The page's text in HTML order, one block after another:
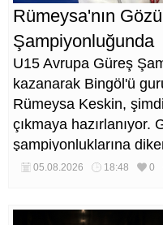
Rümeysa'nın
Şampiyonluğunda
U15 Avrupa Güreş
kazanarak Bingöl'ü
Rümeysa Keskin,
çıkmaya
şampiyonluklarına
çalışmalarını
05.08.2026 18:48 0